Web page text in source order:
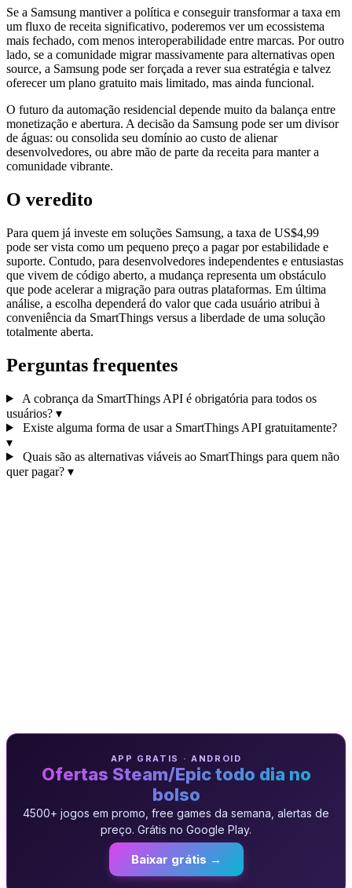
Se a Samsung mantiver a política e conseguir transformar a taxa em
um fluxo de receita significativo, poderemos ver um ecossistema
mais fechado, com menos interoperabilidade entre marcas. Por outro
lado, se a comunidade migrar massivamente para alternativas open
source, a Samsung pode ser forçada a rever sua estratégia e talvez
oferecer um plano gratuito mais limitado, mas ainda funcional.
O futuro da automação residencial depende muito da balança entre
monetização e abertura. A decisão da Samsung pode ser um divisor
de águas: ou consolida seu domínio ao custo de alienar
desenvolvedores, ou abre mão de parte da receita para manter a
comunidade vibrante.
O veredito
Para quem já investe em soluções Samsung, a taxa de US$4,99
pode ser vista como um pequeno preço a pagar por estabilidade e
suporte. Contudo, para desenvolvedores independentes e entusiastas
que vivem de código aberto, a mudança representa um obstáculo
que pode acelerar a migração para outras plataformas. Em última
análise, a escolha dependerá do valor que cada usuário atribui à
conveniência da SmartThings versus a liberdade de uma solução
totalmente aberta.
Perguntas frequentes
A cobrança da SmartThings API é obrigatória para todos os
usuários? ▾
Existe alguma forma de usar a SmartThings API gratuitamente?
▾
Quais são as alternativas viáveis ao SmartThings para quem não
quer pagar? ▾
APP GRATIS · ANDROID
Ofertas Steam/Epic todo dia no
bolso
4500+ jogos em promo, free games da semana, alertas de
preço. Grátis no Google Play.
Baixar grátis →